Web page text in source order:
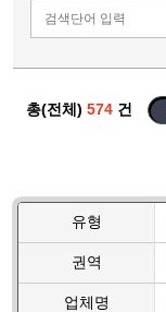
총(전체) 574 건
유형
권역
업체명